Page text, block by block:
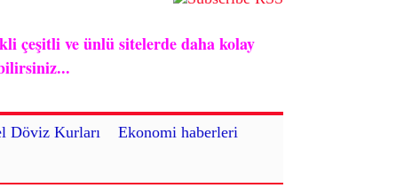
Döviz Kurları
Ekonomi haberleri
çeşitli ve ünlü sitelerde daha kolay